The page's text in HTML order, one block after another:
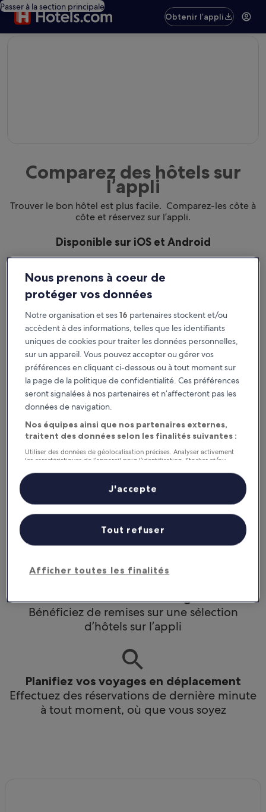
Passer à la section principale
Obtenir l’appli
Comparez des hôtels sur
l’appli
Trouver le bon hôtel est plus facile. Comparez-les côte à
côte et réservez sur l’appli.
Disponible sur iOS et Android
Pourquoi télécharger notre appli ?
Accédez facilement à votre voyage sans Wi-Fi
Profitez de récompenses
Dénichez des offres exclusives sur notre appli
ainsi que des avantages pour les membres
Bénéficiez de remises sur une sélection
d’hôtels sur l’appli
Planifiez vos voyages en déplacement
Effectuez des réservations de dernière minute
à tout moment, où que vous soyez
Nous prenons à coeur de
protéger vos données
Notre organisation et ses16 partenaires stockent et/ou
accèdent à des informations, telles que les identifiants
uniques de cookies pour traiter les données personnelles,
sur un appareil. Vous pouvez accepter ou gérer vos
préférences en cliquant ci-dessous ou à tout moment sur
la page de la politique de confidentialité. Ces préférences
seront signalées à nos partenaires et n’affecteront pas les
données de navigation.
Nos équipes ainsi que nos partenaires externes,
traitent des données selon les finalités suivantes :
Utiliser des données de géolocalisation précises. Analyser activement
les caractéristiques de l’appareil pour l’identification. Stocker et/ou
personnalisés, mesure de performance des publicités et du contenu,
études d’audience et développement de services.
Liste de nos partenaires (fournisseurs)
Afficher toutes les finalités
Tout refuser
J'accepte